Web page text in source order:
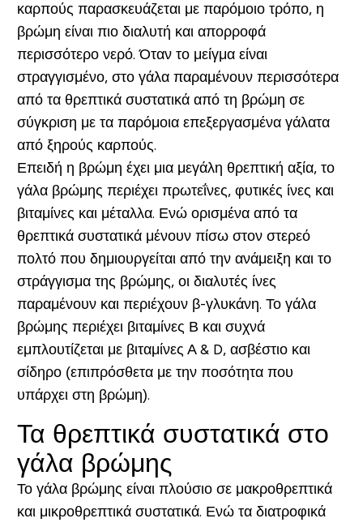
καρπούς παρασκευάζεται με παρόμοιο τρόπο, η
βρώμη είναι πιο διαλυτή και απορροφά
περισσότερο νερό. Όταν το μείγμα είναι
στραγγισμένο, στο γάλα παραμένουν περισσότερα
από τα θρεπτικά συστατικά από τη βρώμη σε
σύγκριση με τα παρόμοια επεξεργασμένα γάλατα
από ξηρούς καρπούς.
Επειδή η βρώμη έχει μια μεγάλη θρεπτική αξία, το
γάλα βρώμης περιέχει πρωτεΐνες, φυτικές ίνες και
βιταμίνες και μέταλλα. Ενώ ορισμένα από τα
θρεπτικά συστατικά μένουν πίσω στον στερεό
πολτό που δημιουργείται από την ανάμειξη και το
στράγγισμα της βρώμης, οι διαλυτές ίνες
παραμένουν και περιέχουν β-γλυκάνη. Το γάλα
βρώμης περιέχει βιταμίνες Β και συχνά
εμπλουτίζεται με βιταμίνες Α & D, ασβέστιο και
σίδηρο (επιπρόσθετα με την ποσότητα που
υπάρχει στη βρώμη).
Τα θρεπτικά συστατικά στο
γάλα βρώμης
Το γάλα βρώμης είναι πλούσιο σε μακροθρεπτικά
και μικροθρεπτικά συστατικά. Ενώ τα διατροφικά